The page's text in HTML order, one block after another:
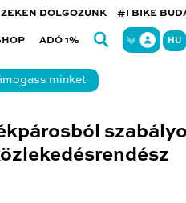
DOLGOZUNK #I BIKE
ADÓ 1% HU
minket